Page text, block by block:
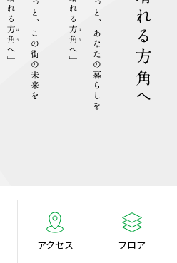
アクセス フロア